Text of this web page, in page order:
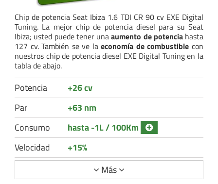
Chip de potencia Seat Ibiza 1.6 TDI CR 90 cv EXE Digital
Tuning. La mejor chip de potencia diesel para su Seat
Ibiza; usted puede tener unaaumento de potenciahasta
127 cv. También se ve laeconomía de combustiblecon
nuestros chip de potencia diesel EXE Digital Tuning en la
tabla de abajo.
Potencia
+26 cv
Par
+63 nm
Consumo
hasta -1L / 100Km
Velocidad
+15%
Más